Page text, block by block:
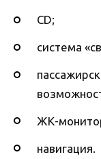
CD;
система
ЖК-
навигация.